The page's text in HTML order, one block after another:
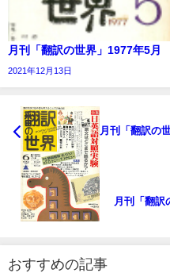
月刊「翻訳の世界」1977年5月
2021年12月13日
月刊「翻訳の
月刊「翻訳
おすすめの記事